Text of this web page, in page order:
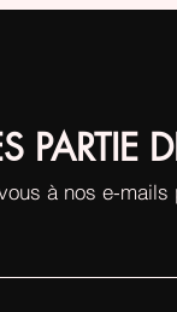
PARTIE
à nos e-